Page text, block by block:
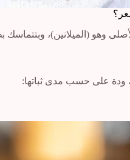
وهو (الميلانين)،
، ودة على حسب مدى ثباتها: